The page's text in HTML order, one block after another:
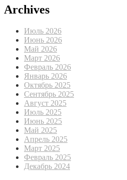
Archives
Июль 2026
Июнь 2026
Май 2026
Март 2026
Февраль 2026
Январь 2026
Октябрь 2025
Сентябрь 2025
Август 2025
Июль 2025
Июнь 2025
Май 2025
Апрель 2025
Март 2025
Февраль 2025
Декабрь 2024